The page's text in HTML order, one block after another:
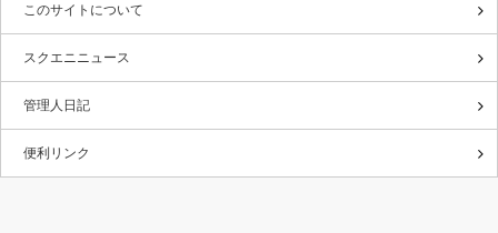
このサイトについて
スクエニニュース
管理人日記
便利リンク